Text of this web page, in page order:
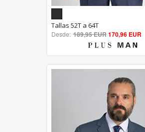
5.00
out of 5
Tallas 52T a 64T
Desde: 189,95 EUR170,96 EUR